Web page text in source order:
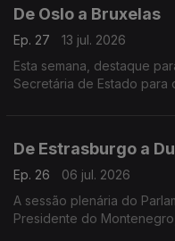
De Oslo a Bruxelas
Ep. 27
13 jul. 2026
Esta semana, destaque
Secretária de Estado para
De Estrasburgo a
Ep. 26
06 jul. 2026
A sessão plenária do
Presidente do